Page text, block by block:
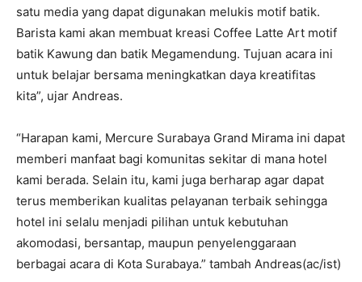
satu media yang dapat digunakan melukis motif batik.
Barista kami akan membuat kreasi Coffee Latte Art motif
batik Kawung dan batik Megamendung. Tujuan acara ini
untuk belajar bersama meningkatkan daya kreatifitas
kita”, ujar Andreas.
“Harapan kami, Mercure Surabaya Grand Mirama ini dapat
memberi manfaat bagi komunitas sekitar di mana hotel
kami berada. Selain itu, kami juga berharap agar dapat
terus memberikan kualitas pelayanan terbaik sehingga
hotel ini selalu menjadi pilihan untuk kebutuhan
akomodasi, bersantap, maupun penyelenggaraan
berbagai acara di Kota Surabaya.” tambah Andreas(ac/ist)